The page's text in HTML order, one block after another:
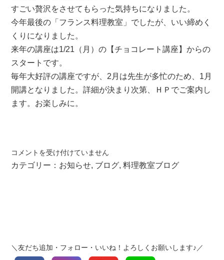
すごい贅沢をさせてもらった気持ちになりました。
今年最後の「フランス料理教室」でしたが、いい締めく
くりになりました。
来年の講座は1/21（月）の【チョコレート講座】からの
スタートです。
毎年大好評の講座ですが、2月は先生が多忙のため、1月
開講となりました。詳細が決まり次第、ＨＰでご案内し
ます。お楽しみに。
ク
リ
座
【ニ
コメントを受け付けていません
カテゴリー： お知らせ, ブログ,料理教室ブログ
＼友だち追加・フォロー・いいね！よろしくお願いします♪／